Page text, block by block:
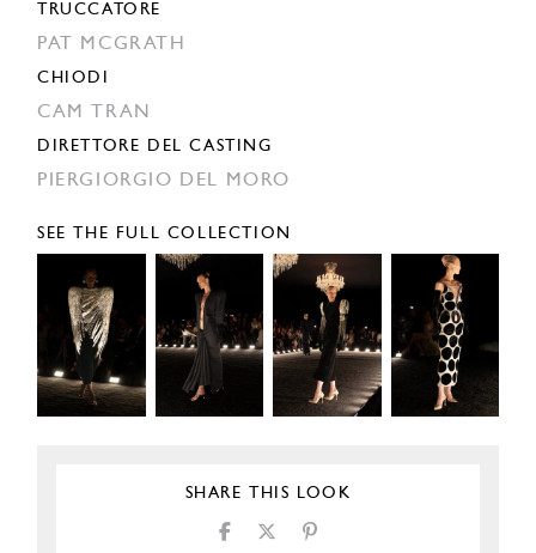
TRUCCATORE
PAT MCGRATH
CHIODI
CAM TRAN
DIRETTORE DEL CASTING
PIERGIORGIO DEL MORO
SEE THE FULL COLLECTION
SHARE THIS LOOK